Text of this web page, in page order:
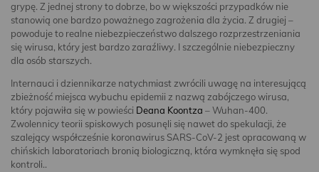
grypę. Z jednej strony to dobrze, bo w większości przypadków nie
stanowią one bardzo poważnego zagrożenia dla życia. Z drugiej –
powoduje to realne niebezpieczeństwo dalszego rozprzestrzeniania
się wirusa, który jest bardzo zaraźliwy. I szczególnie niebezpieczny
dla osób starszych.
Internauci i dziennikarze natychmiast zwrócili uwagę na interesującą
zbieżność miejsca wybuchu epidemii z nazwą zabójczego wirusa,
który pojawiła się w powieści Deana Koontza – Wuhan-400.
Zwolennicy teorii spiskowych posunęli się nawet do spekulacji, że
szalejący współcześnie koronawirus SARS-CoV-2 jest opracowaną w
chińskich laboratoriach bronią biologiczną, która wymknęła się spod
kontroli..